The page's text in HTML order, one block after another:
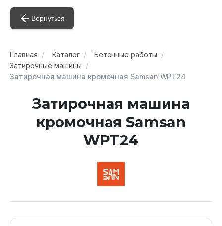
+7 (914) 970-13-62
Вернуться
Главная Каталог
Бетонные работы
Затирочные машины
Затирочная машина кромочная Samsan WPT24
Затирочная машина
кромочная Samsan
WPT24